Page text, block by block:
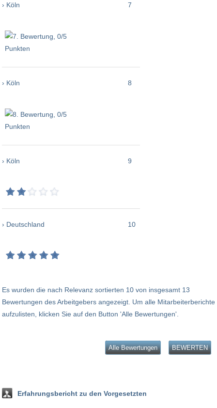
› Köln 7
› Köln 8
› Köln 9
› Deutschland 10
Es wurden die nach Relevanz sortierten 10 von insgesamt 13
Bewertungen des Arbeitgebers angezeigt. Um alle Mitarbeiterberichte
aufzulisten, klicken Sie auf den Button 'Alle Bewertungen'.
Alle Bewertungen BEWERTEN
Erfahrungsbericht zu den Vorgesetzten